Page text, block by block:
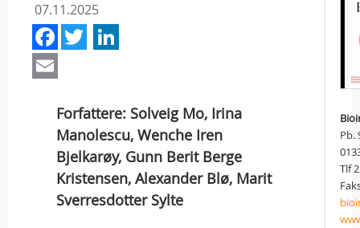
07.11.2025
Facebook
Twitter
Forfattere: Solveig Mo, Irina
Manolescu, Wenche Iren
Bjelkarøy, Gunn Berit Berge
Kristensen, Alexander Blø, Marit
Sverresdotter Sylte
Pb.
Tlf